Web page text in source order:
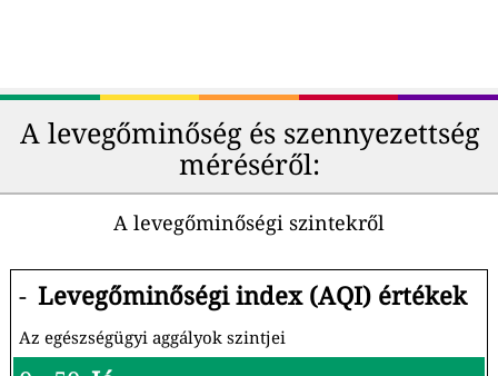
A levegőminőség és szennyezettség
méréséről:
A levegőminőségi szintekről
- Levegőminőségi index (AQI) értékek
Az egészségügyi aggályok szintjei